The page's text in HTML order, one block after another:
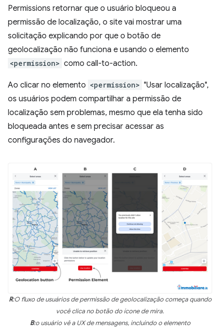
Permissions retornar que o usuário bloqueou a
permissão de localização, o site vai mostrar uma
solicitação explicando por que o botão de
geolocalização não funciona e usando o elemento
<permission> como call-to-action.
Ao clicar no elemento <permission> "Usar localização",
os usuários podem compartilhar a permissão de
localização sem problemas, mesmo que ela tenha sido
bloqueada antes e sem precisar acessar as
configurações do navegador.
R:O fluxo de usuários de permissão de geolocalização começa quando
você clica no botão do ícone de mira.
B:o usuário vê a UX de mensagens, incluindo o elemento